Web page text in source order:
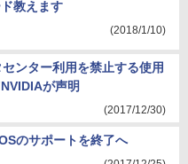
教えます
(2018/1/10)
ンター利用を禁止する使用
が声明
(2017/12/30)
のサポートを終了へ